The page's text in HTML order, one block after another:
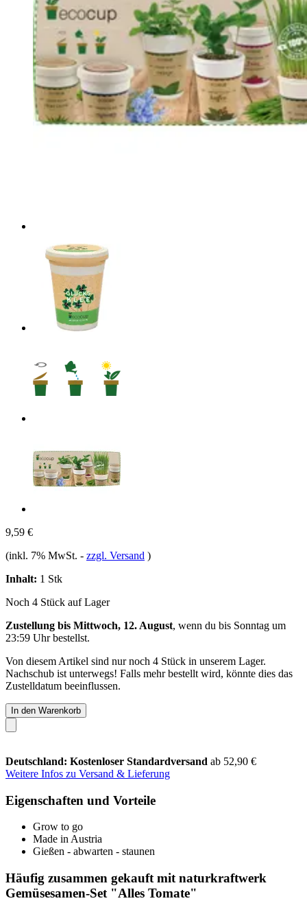
9,59 €
(inkl. 7% MwSt. - zzgl. Versand )
Inhalt: 1 Stk
Noch 4 Stück auf Lager
Zustellung bis Mittwoch, 12. August, wenn du bis Sonntag um
23:59 Uhrbestellst.
Von diesem Artikel sind nur noch 4 Stück in unserem Lager.
Nachschub ist unterwegs! Falls mehr bestellt wird, könnte dies das
Zustelldatum beeinflussen.
In den Warenkorb
Deutschland: Kostenloser Standardversand ab 52,90 €
Weitere Infos zu Versand & Lieferung
Eigenschaften und Vorteile
Grow to go
Made in Austria
Gießen - abwarten - staunen
Häufig zusammen gekauft mit naturkraftwerk
Gemüsesamen-Set "Alles Tomate"